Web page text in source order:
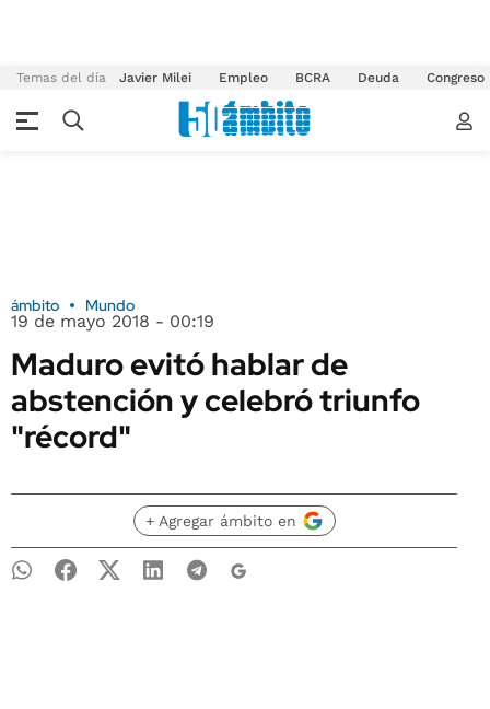
Temas del día Javier Milei Empleo BCRA Deuda Congreso
ámbito Mundo
19 de mayo 2018 - 00:19
Maduro evitó hablar de
abstención y celebró triunfo
"récord"
+ Agregar ámbito en